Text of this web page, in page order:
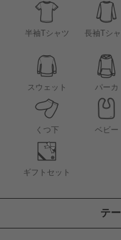
半袖Tシャツ 長袖Tシ
スウェット パーカ
くつ下 ベビー
ギフトセット
テ